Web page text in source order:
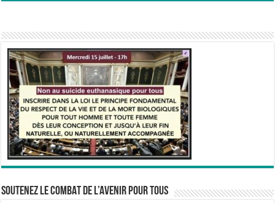
SOUTENEZ LE COMBAT DE L’AVenir pour Tous